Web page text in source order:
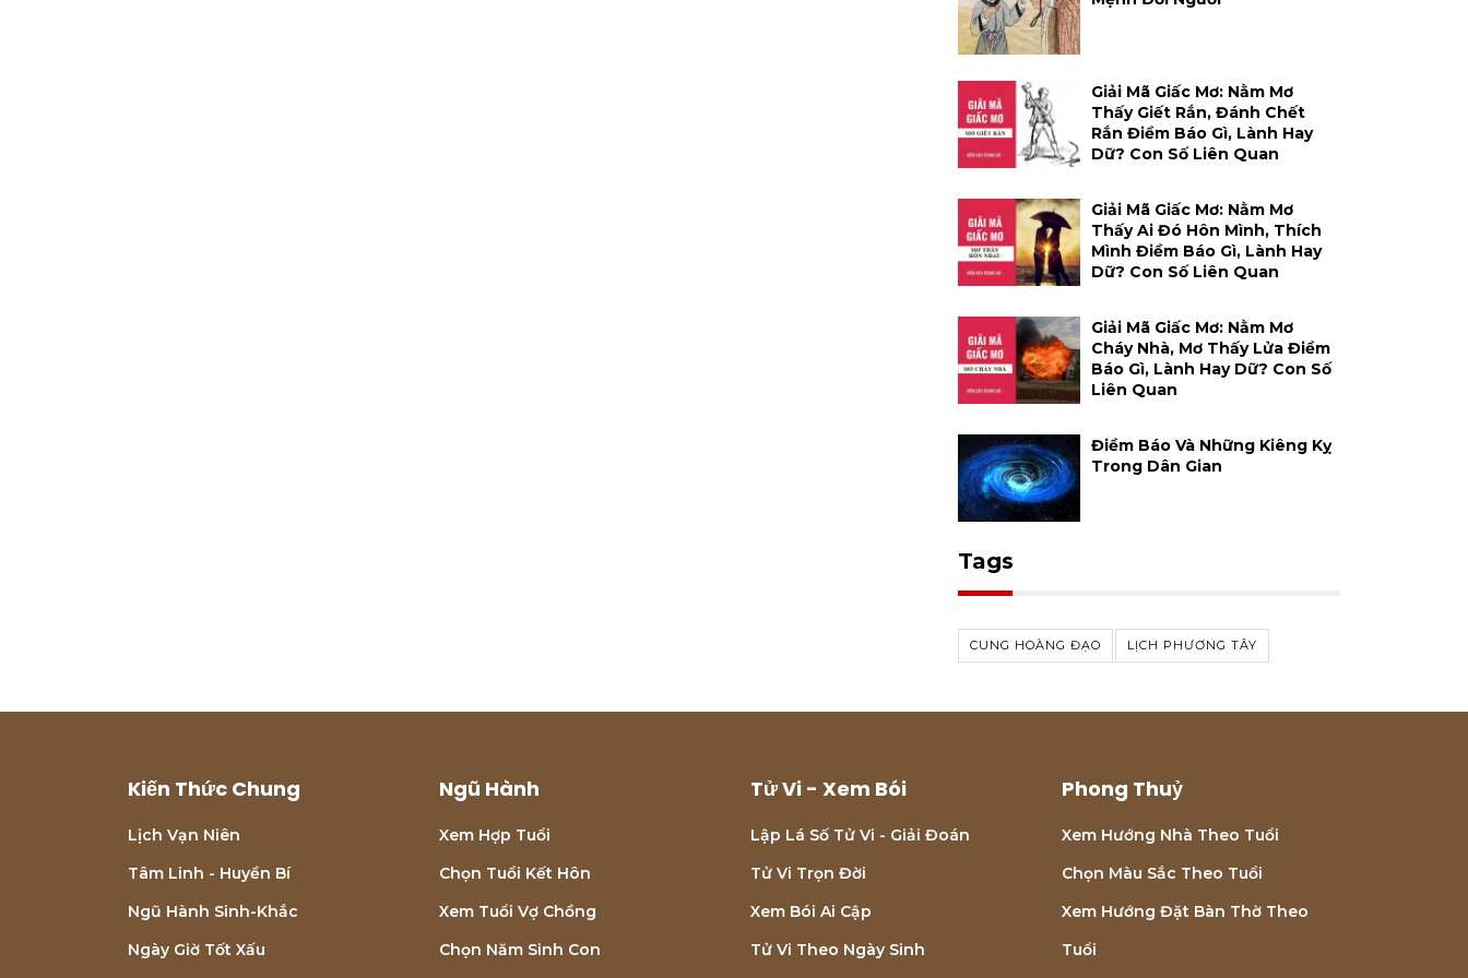
Giải Mã Giấc Mơ: Nằm Mơ
Thấy Giết Rắn, Đánh Chết
Rắn Điềm Báo Gì, Lành Hay
Dữ? Con Số Liên Quan
Giải Mã Giấc Mơ: Nằm Mơ
Thấy Ai Đó Hôn Mình, Thích
Mình Điềm Báo Gì, Lành Hay
Dữ? Con Số Liên Quan
Giải Mã Giấc Mơ: Nằm Mơ
Cháy Nhà, Mơ Thấy Lửa Điềm
Báo Gì, Lành Hay Dữ? Con Số
Liên Quan
Điềm Báo Và Những Kiêng Kỵ
Trong Dân Gian
Tags
CUNG HOÀNG ĐẠO LỊCH PHƯƠNG TÂY
Kiến Thức Chung
Lịch Vạn Niên
Tâm Linh - Huyền Bí
Ngũ Hành Sinh-Khắc
Ngày Giờ Tốt Xấu
Ngũ Hành
Xem Hợp Tuổi
Chọn Tuổi Kết Hôn
Xem Tuổi Vợ Chồng
Chọn Năm Sinh Con
Tử Vi - Xem Bói
Lập Lá Số Tử Vi - Giải Đoán
Tử Vi Trọn Đời
Xem Bói Ai Cập
Tử Vi Theo Ngày Sinh
Phong Thuỷ
Xem Hướng Nhà Theo Tuổi
Chọn Màu Sắc Theo Tuổi
Xem Hướng Đặt Bàn Thờ Theo
Tuổi